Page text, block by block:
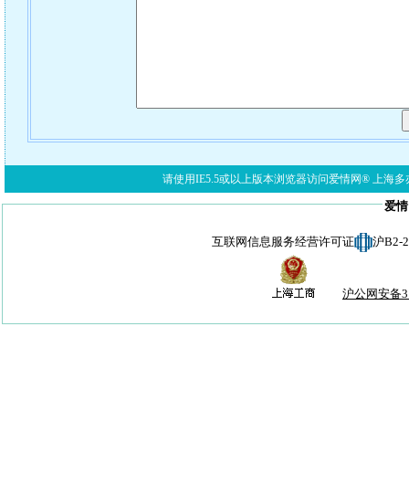
请使用IE5.5或以上版本浏览器访问爱情网® 上海多
爱
互联网信息服务经营许可证 沪B2-
沪公网安备